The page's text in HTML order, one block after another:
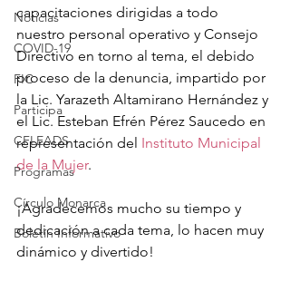
Noticias
COVID-19
FIC
Participa
CFLEADS
Programas
Círculo Monarca
Boletín Informativo
capacitaciones dirigidas a todo
nuestro personal operativo y Consejo
Directivo en torno al tema, el debido
proceso de la denuncia, impartido por
la Lic. Yarazeth Altamirano Hernández y
el Lic. Esteban Efrén Pérez Saucedo en
representación del Instituto Municipal
de la Mujer.
¡Agradecemos mucho su tiempo y
dedicación a cada tema, lo hacen muy
dinámico y divertido!